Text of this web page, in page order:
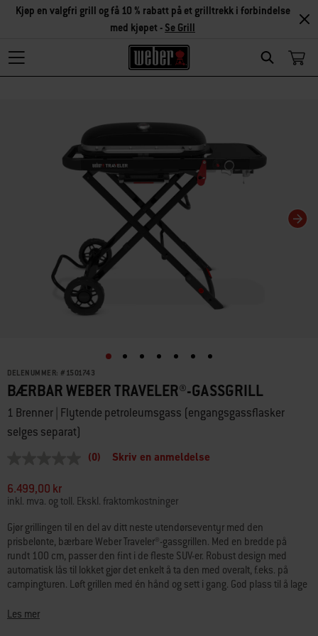
Search
Kjøp en valgfri grill og få 10 % rabatt på et grilltrekk i forbindelse
med kjøpet - Se Grill
DELENUMMER: # 1501743
BÆRBAR WEBER TRAVELER®-GASSGRILL
1 Brenner | Flytende petroleumsgass (engangsgassflasker
selges separat)
Samme
sidelenke.
(0) Skriv en anmeldelse
6.499,00 kr
inkl. mva. og toll. Ekskl. fraktomkostninger
Gjør grillingen til en del av ditt neste utendørseventyr med den
prisbelønte, bærbare Weber Traveler®-gassgrillen. Med en bredde på
rundt 100 cm, passer den fint i de fleste SUV-er. Robust design med
automatisk lås til lokket gjør det enkelt å ta den med overalt, f.eks. på
campingturen. Løft grillen med én hånd og sett i gang. God plass til å lage
Les mer